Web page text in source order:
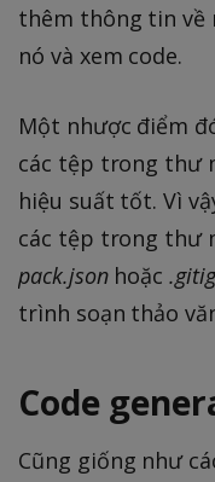
thêm thông tin về
nó và xem code.
Một nhược điểm
các tệp trong thư
hiệu suất tốt. Vì
các tệp trong thư
pack.jsonhoặc
trình soạn thảo
Code
Cũng giống như